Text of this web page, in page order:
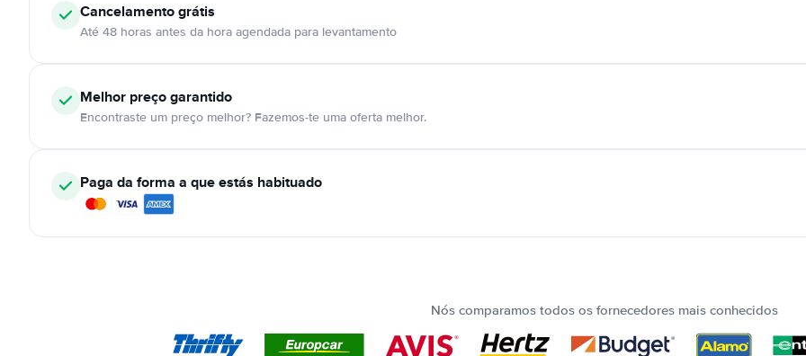
Cancelamentográtis
Até 48 horas antes da hora agendada para levantamento
Melhor preço garantido
Encontraste um preço melhor? Fazemos-te uma oferta melhor.
Paga da forma a que estás habituado
Nós comparamos todos os fornecedores mais conhecidos